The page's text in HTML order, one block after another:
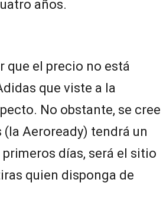
años.
que el precio no está
que viste a la
No obstante, se cree
Aeroready) tendrá un
días, será el sitio
quien disponga de